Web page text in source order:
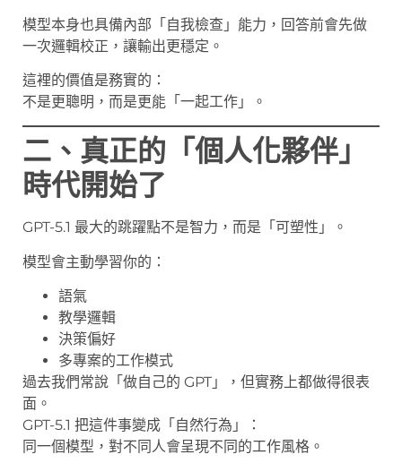
模型本身也具備內部「自我檢查」能力，回答前會先做
一次邏輯校正，讓輸出更穩定。
這裡的價值是務實的：
不是更聰明，而是更能「一起工作」。
二、真正的「個人化夥伴」
時代開始了
GPT-5.1 最大的跳躍點不是智力，而是「可塑性」。
模型會主動學習你的：
語氣
教學邏輯
決策偏好
多專案的工作模式
過去我們常說「做自己的 GPT」，但實務上都做得很表
面。
GPT-5.1 把這件事變成「自然行為」：
同一個模型，對不同人會呈現不同的工作風格。